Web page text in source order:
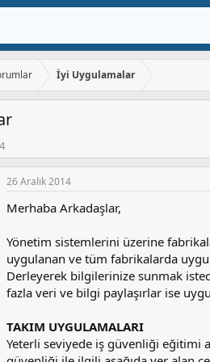
İyi Uygulamalar
26 Aralık 2014
Merhaba Arkadaşlar,
Yönetim sistemlerini üzerine
uygulanan ve tüm fabrikalarda
Derleyerek bilgilerinize sunmak
fazla veri ve bilgi paylaşırlar ise
TAKIM UYGULAMALARI
Yeterli seviyede iş güvenliği eğitimi